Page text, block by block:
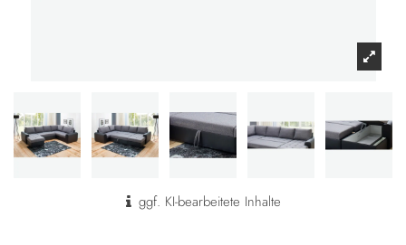
ggf. KI-bearbeitete Inhalte